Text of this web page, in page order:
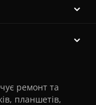
ремонт та
планшетів,